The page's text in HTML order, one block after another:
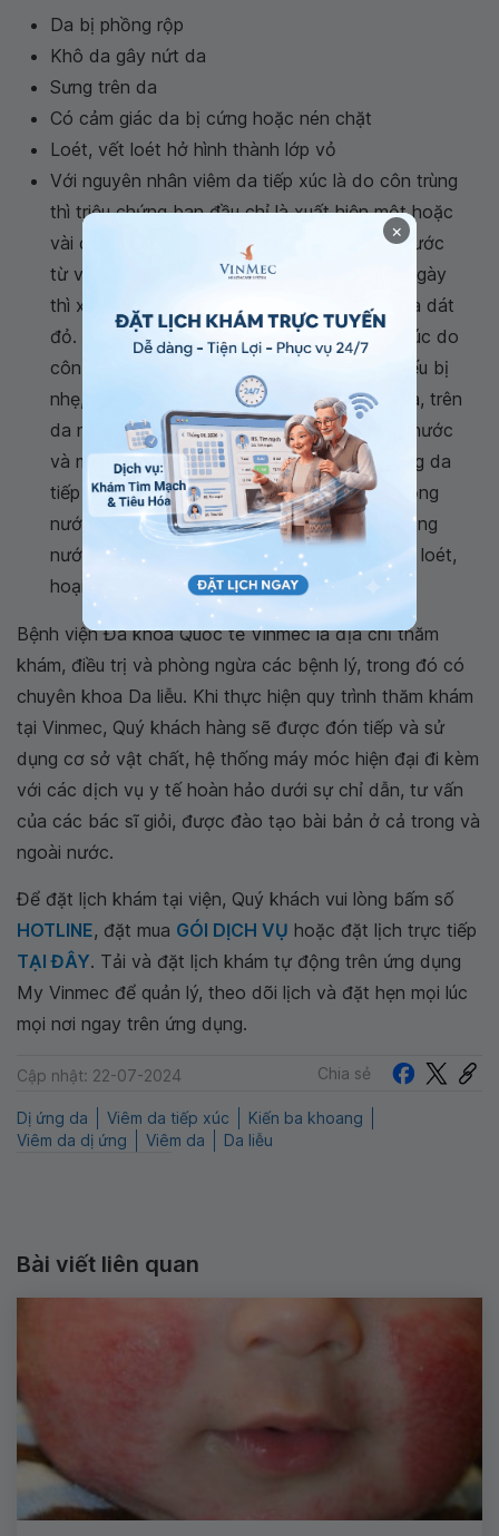
Da bị phồng rộp
Khô da gây nứt da
Sưng trên da
Có cảm giác da bị cứng hoặc nén chặt
Loét, vết loét hở hình thành lớp vỏ
Với nguyên nhân viêm da tiếp xúc là do côn trùng
thì triệu chứng ban đầu chỉ là xuất hiện một hoặc
vài đám da đỏ và dài, hơi phù nề, có kích thước
từ vài mm đến vài cm. Sau vài giờ đến một ngày
thì xuất hiện mụn nước hoặc bọng nước giữa dát
đỏ. Tổn thương đặc hiệu của viêm da tiếp xúc do
côn trùng là các vệt dài, dấu ấn điểm chỉ. Nếu bị
nhẹ, người bệnh sẽ chỉ cảm thấy rát và ngứa, trên
da nổi một vài vết đỏ lấm tấm có kèm mụn nước
và mụn mủ nhỏ. Sau khoảng 3 - 5 ngày, vùng da
tiếp xúc bị tổn thương sẽ khô mà không phỏng
nước hoặc bọng mủ. Nếu bị nặng hơn có bọng
nước hoặc mủ lan rộng, thậm chí có thể trợt loét,
hoại tử.
Bệnh viện Đa khoa Quốc tế Vinmec là địa chỉ thăm
khám, điều trị và phòng ngừa các bệnh lý, trong đó có
chuyên khoa Da liễu. Khi thực hiện quy trình thăm khám
tại Vinmec, Quý khách hàng sẽ được đón tiếp và sử
dụng cơ sở vật chất, hệ thống máy móc hiện đại đi kèm
với các dịch vụ y tế hoàn hảo dưới sự chỉ dẫn, tư vấn
của các bác sĩ giỏi, được đào tạo bài bản ở cả trong và
ngoài nước.
Để đặt lịch khám tại viện, Quý khách vui lòng bấm số
HOTLINE, đặt mua GÓI DỊCH VỤ hoặc đặt lịch trực tiếp
TẠI ĐÂY. Tải và đặt lịch khám tự động trên ứng dụng
My Vinmec để quản lý, theo dõi lịch và đặt hẹn mọi lúc
mọi nơi ngay trên ứng dụng.
Cập nhật: 22-07-2024 Chia sẻ
Dị ứng da Viêm da tiếp xúc
Kiến ba khoang
Viêm da dị ứng
Viêm da Da liễu
Bài viết liên quan
×